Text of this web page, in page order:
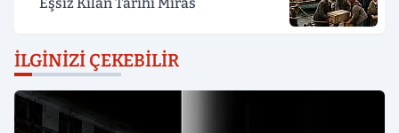
İLGINIZI ÇEKEBILIR